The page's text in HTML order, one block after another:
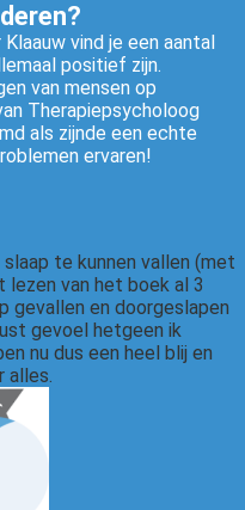
vind je een aantal
positief zijn.
van mensen op
Therapiepsycholoog
als zijnde een echte
ervaren!
te kunnen vallen (met
lezen van het boek al 3
gevallen en doorgeslapen
gevoel hetgeen ik
nu dus een heel blij en
alles.